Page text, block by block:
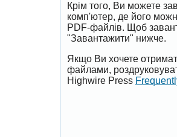
Крім того, Ви можете
комп'ютер, де його
PDF-файлів. Щоб
"Завантажити" нижче.
Якщо Ви хочете
файлами,
Highwire Press